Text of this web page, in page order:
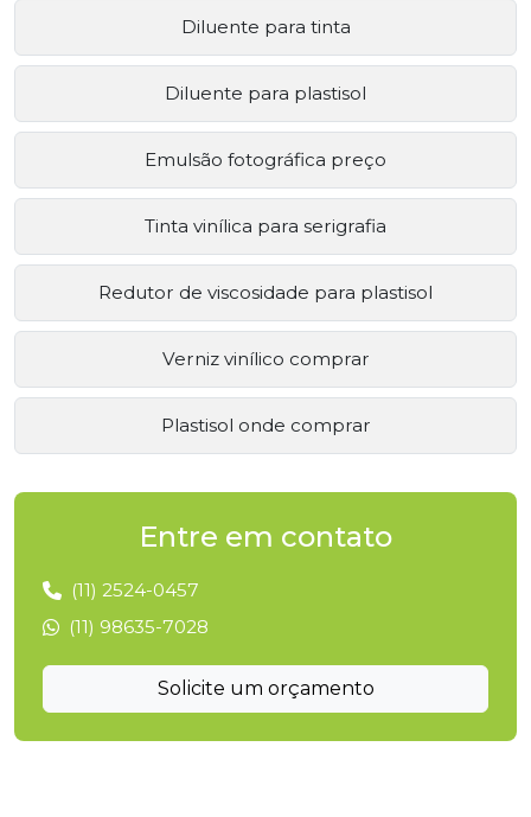
Diluente para tinta
Diluente para plastisol
Emulsão fotográfica preço
Tinta vinílica para serigrafia
Redutor de viscosidade para plastisol
Verniz vinílico comprar
Plastisol onde comprar
Entre em contato
(11) 2524-0457
(11) 98635-7028
Solicite um orçamento